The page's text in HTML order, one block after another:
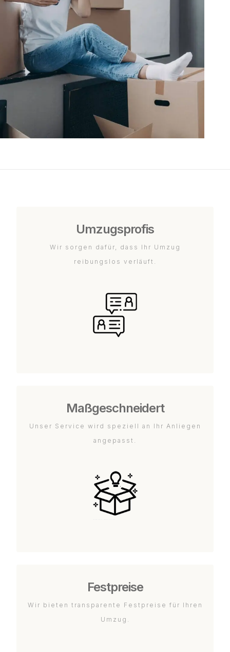
Umzugsprofis
Wir sorgen dafür, dass Ihr Umzug
reibungslos verläuft.
Maßgeschneidert
Unser Service wird speziell an Ihr Anliegen
angepasst.
Festpreise
Wir bieten transparente Festpreise für Ihren
Umzug.